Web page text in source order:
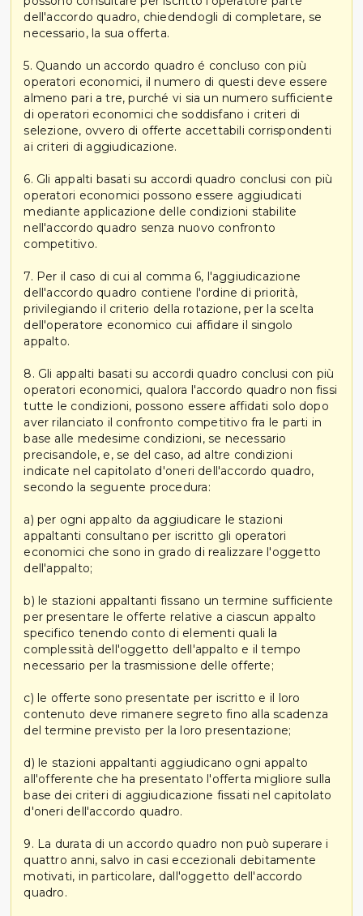
dell'accordo quadro, chiedendogli di completare, se
necessario, la sua offerta.
5. Quando un accordo quadro é concluso con più
operatori economici, il numero di questi deve essere
almeno pari a tre, purché vi sia un numero sufficiente
di operatori economici che soddisfano i criteri di
selezione, ovvero di offerte accettabili corrispondenti
ai criteri di aggiudicazione.
6. Gli appalti basati su accordi quadro conclusi con più
operatori economici possono essere aggiudicati
mediante applicazione delle condizioni stabilite
nell'accordo quadro senza nuovo confronto
competitivo.
7. Per il caso di cui al comma 6, l'aggiudicazione
dell'accordo quadro contiene l'ordine di priorità,
privilegiando il criterio della rotazione, per la scelta
dell'operatore economico cui affidare il singolo
appalto.
8. Gli appalti basati su accordi quadro conclusi con più
operatori economici, qualora l'accordo quadro non fissi
tutte le condizioni, possono essere affidati solo dopo
aver rilanciato il confronto competitivo fra le parti in
base alle medesime condizioni, se necessario
precisandole, e, se del caso, ad altre condizioni
indicate nel capitolato d'oneri dell'accordo quadro,
secondo la seguente procedura:
a) per ogni appalto da aggiudicare le stazioni
appaltanti consultano per iscritto gli operatori
economici che sono in grado di realizzare l'oggetto
dell'appalto;
b) le stazioni appaltanti fissano un termine sufficiente
per presentare le offerte relative a ciascun appalto
specifico tenendo conto di elementi quali la
complessità dell'oggetto dell'appalto e il tempo
necessario per la trasmissione delle offerte;
c) le offerte sono presentate per iscritto e il loro
contenuto deve rimanere segreto fino alla scadenza
del termine previsto per la loro presentazione;
d) le stazioni appaltanti aggiudicano ogni appalto
all'offerente che ha presentato l'offerta migliore sulla
base dei criteri di aggiudicazione fissati nel capitolato
d'oneri dell'accordo quadro.
9. La durata di un accordo quadro non può superare i
quattro anni, salvo in casi eccezionali debitamente
motivati, in particolare, dall'oggetto dell'accordo
quadro.